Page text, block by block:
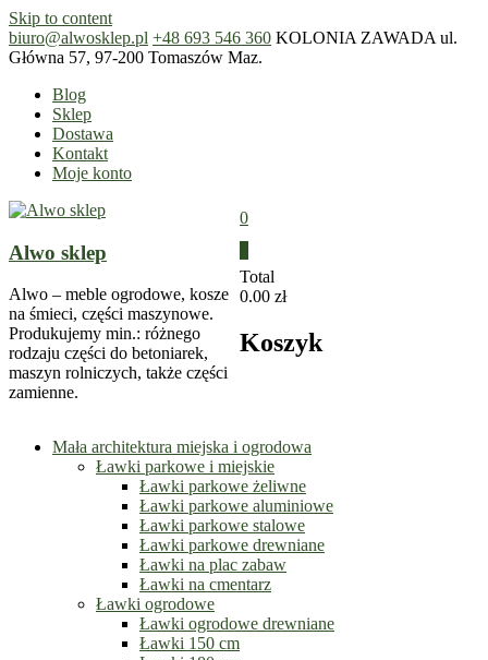
Skip to content
biuro@alwosklep.pl +48 693 546 360 KOLONIA ZAWADA ul.
Główna 57, 97-200 Tomaszów Maz.
Blog
Sklep
Dostawa
Kontakt
Moje konto
Alwo sklep
Alwo – meble ogrodowe, kosze
na śmieci, części maszynowe.
Produkujemy min.: różnego
rodzaju części do betoniarek,
maszyn rolniczych, także części
zamienne.
0
Total
0.00 zł
Koszyk
Mała architektura miejska i ogrodowa
Ławki parkowe i miejskie
Ławki parkowe żeliwne
Ławki parkowe aluminiowe
Ławki parkowe stalowe
Ławki parkowe drewniane
Ławki na plac zabaw
Ławki na cmentarz
Ławki ogrodowe
Ławki ogrodowe drewniane
Ławki 150 cm